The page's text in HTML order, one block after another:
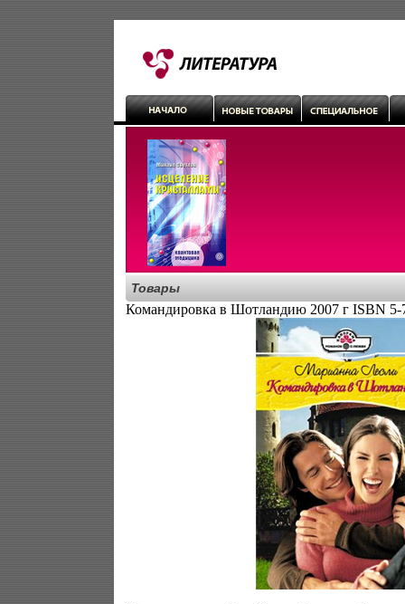
Товары
Командировка в Шотландию 2007 г ISBN 5-